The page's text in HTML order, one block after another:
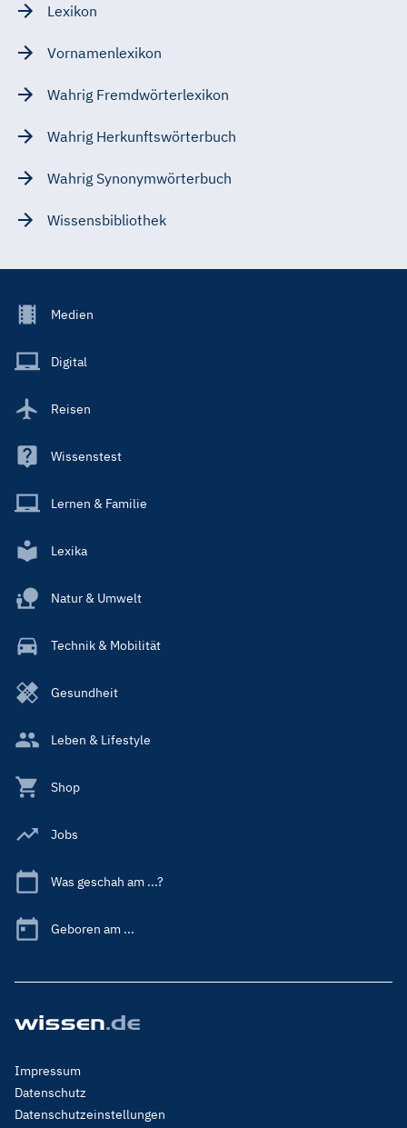
Lexikon
Vornamenlexikon
Wahrig Fremdwörterlexikon
Wahrig Herkunftswörterbuch
Wahrig Synonymwörterbuch
Wissensbibliothek
Footer
Main
Medien
Digital
Reisen
Wissenstest
Lernen & Familie
Lexika
Natur & Umwelt
Technik & Mobilität
Gesundheit
Leben & Lifestyle
Shop
Jobs
Was geschah am ...?
Geboren am ...
Footer
Menu
Legal
Impressum
Datenschutz
Datenschutzeinstellungen